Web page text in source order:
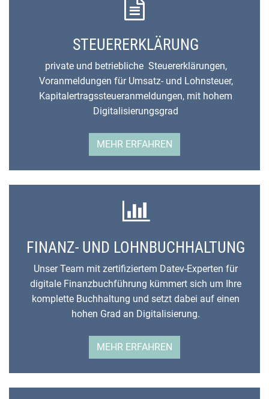
STEUERERKLÄRUNG
private und betriebliche Steuererklärungen,
Voranmeldungen für Umsatz- und Lohnsteuer,
Kapitalertragssteueranmeldungen, mit hohem
Digitalisierungsgrad
MEHR ERFAHREN
FINANZ- UND LOHNBUCHHALTUNG
Unser Team mit zertifiziertem Datev-Experten für
digitale Finanzbuchführung kümmert sich um Ihre
komplette Buchhaltung und setzt dabei auf einen
hohen Grad an Digitalisierung.
MEHR ERFAHREN